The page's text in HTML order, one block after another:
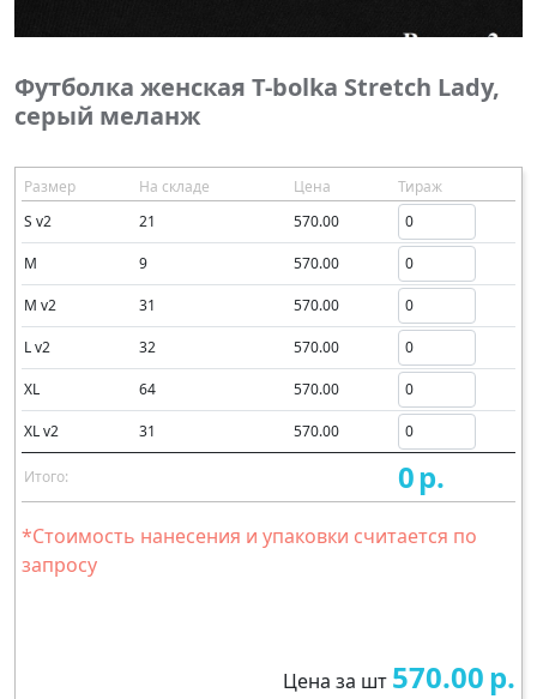
Футболка женская T-bolka Stretch Lady,
серый меланж
Размер На складе Цена
Тираж
S v2
21 570.00
M 9 570.00
M v2 31 570.00
L v2 32 570.00
XL 64 570.00
XL v2 31 570.00
Итого: 0р.
*Стоимость нанесения и упаковки считается по
запросу
Цена за шт 570.00р.